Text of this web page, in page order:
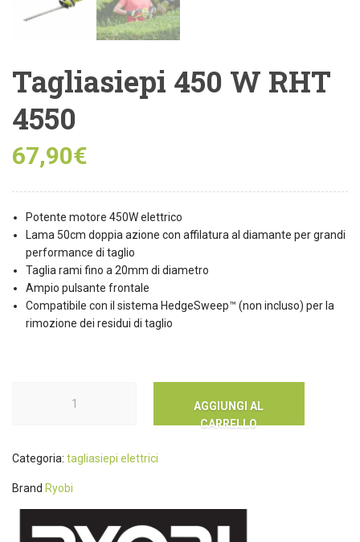
Tagliasiepi 450 W RHT
4550
67,90€
Potente motore 450W elettrico
Lama 50cm doppia azione con affilatura al diamante per grandi
performance di taglio
Taglia rami fino a 20mm di diametro
Ampio pulsante frontale
Compatibile con il sistema HedgeSweep™ (non incluso) per la
rimozione dei residui di taglio
AGGIUNGI AL
CARRELLO
Categoria: tagliasiepi elettrici
Brand Ryobi